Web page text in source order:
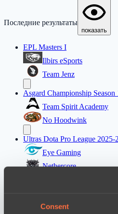
Consent
Последние результаты
показать
EPL Masters I
Ilbirs eSports
Team Jenz
Asgard Championship Season
Team Spirit Academy
No Hoodwink
Ultras Dota Pro League 2025-
Eye Gaming
Nethercore
PuckChamp